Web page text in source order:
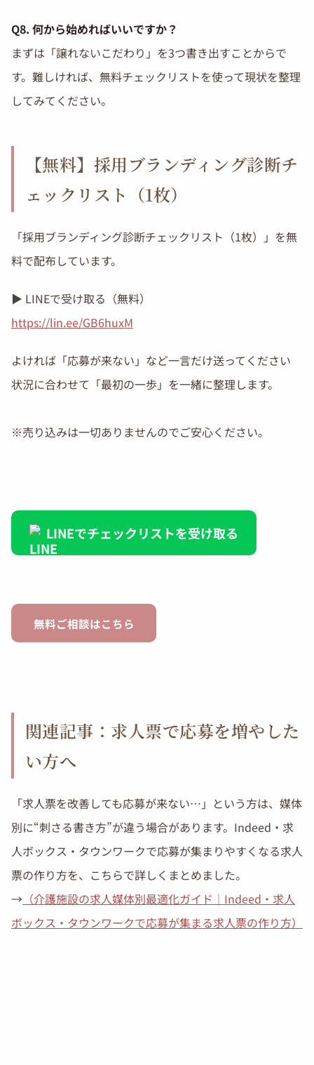
Q8. 何から始めればいいですか？
まずは「譲れないこだわり」を3つ書き出すことからで
す。難しければ、無料チェックリストを使って現状を整理
してみてください。
【無料】採用ブランディング診断チ
ェックリスト（1枚）
「採用ブランディング診断チェックリスト（1枚）」を無
料で配布しています。
▶︎ LINEで受け取る（無料）
https://lin.ee/GB6huxM
よければ「応募が来ない」など一言だけ送ってください
状況に合わせて「最初の一歩」を一緒に整理します。
※売り込みは一切ありませんのでご安心ください。
LINEでチェックリストを受け取る
無料ご相談はこちら
関連記事：求人票で応募を増やした
い方へ
「求人票を改善しても応募が来ない…」という方は、媒体
別に“刺さる書き方”が違う場合があります。Indeed・求
人ボックス・タウンワークで応募が集まりやすくなる求人
票の作り方を、こちらで詳しくまとめました。
→ （介護施設の求人媒体別最適化ガイド｜Indeed・求人
ボックス・タウンワークで応募が集まる求人票の作り方）